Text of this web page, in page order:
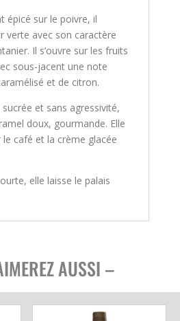
épicé sur le poivre, il
verte avec son caractère
Il s’ouvre sur les fruits
sous-jacent une note
et de citron.
sucrée et sans agressivité,
doux, gourmande. Elle
le café et la crème glacée
elle laisse le palais
AUSSI –